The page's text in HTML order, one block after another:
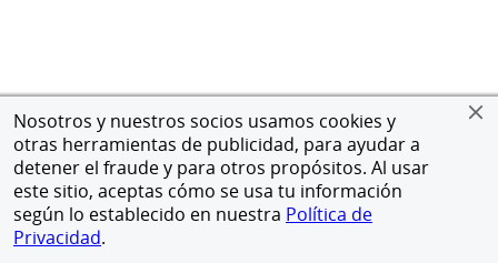
Nosotros y nuestros socios usamos cookies y
otras herramientas de publicidad, para ayudar a
detener el fraude y para otros propósitos. Al usar
este sitio, aceptas cómo se usa tu información
según lo establecido en nuestra Política de
Privacidad.